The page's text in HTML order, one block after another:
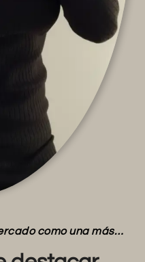
como una más…